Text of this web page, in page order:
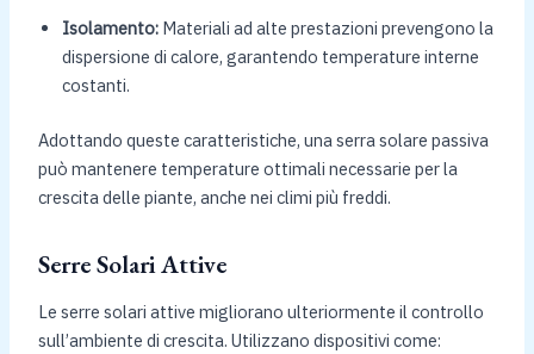
Isolamento:Materiali ad alte prestazioni prevengono la
dispersione di calore, garantendo temperature interne
costanti.
Adottando queste caratteristiche, una serra solare passiva
può mantenere temperature ottimali necessarie per la
crescita delle piante, anche nei climi più freddi.
Serre Solari Attive
Le serre solari attive migliorano ulteriormente il controllo
sull’ambiente di crescita. Utilizzano dispositivi come: